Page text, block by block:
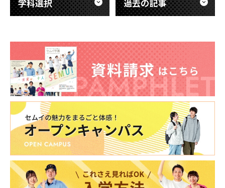
学科選択 過去の記事
東海医療科学
専門学校
東海歯科医療
専門学校
東海医療科学
専門学校
東海歯科医療
専門学校
東海医療科学
専門学校
東海歯科医療
専門学校
東海医療科学
専門学校
東海歯科医療
専門学校